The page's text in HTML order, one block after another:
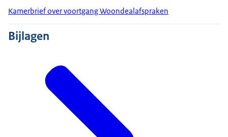
Kamerbrief over voortgang Woondealafspraken
Bijlagen